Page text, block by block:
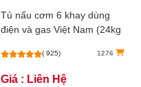
Tủ nấu cơm 6 khay dùng
điện và gas Việt Nam (24kg
( 925) 1276
Giá : Liên Hệ